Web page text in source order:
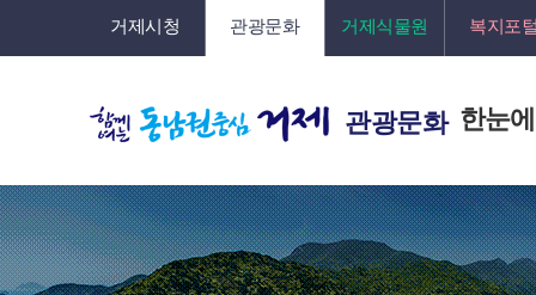
거제시청 관광문화 거제식물원 복지포
관광문화 한눈